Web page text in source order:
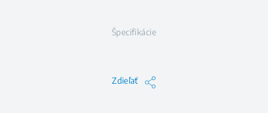
Špecifikácie
Zdieľať